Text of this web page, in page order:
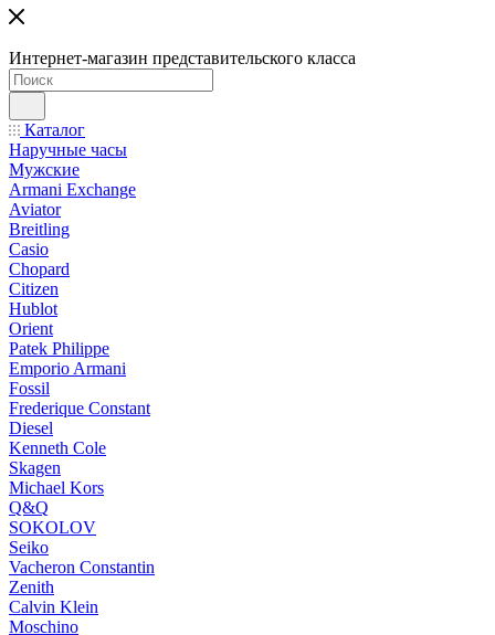
Интернет-магазин представительского класса
Каталог
Наручные часы
Мужские
Armani Exchange
Aviator
Breitling
Casio
Chopard
Citizen
Hublot
Orient
Patek Philippe
Emporio Armani
Fossil
Frederique Constant
Diesel
Kenneth Cole
Skagen
Michael Kors
Q&Q
SOKOLOV
Seiko
Vacheron Constantin
Zenith
Calvin Klein
Moschino